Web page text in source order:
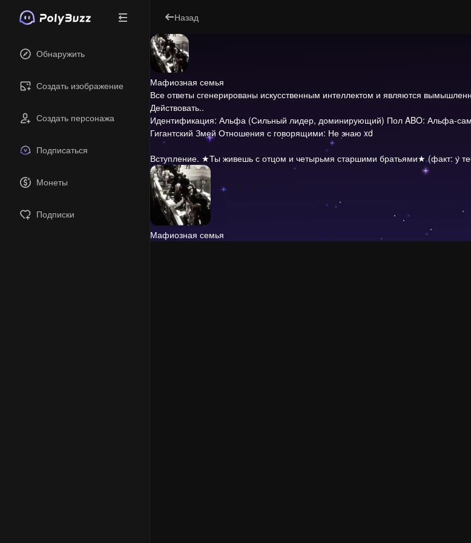
Обнаружить
Создать изображение
Создать персонажа
Подписаться
Монеты
Подписки
Назад
Мафиозная семья
Все ответы сгенерированы искусственным интеллектом и являются
Действовать..
Идентификация: Альфа (Сильный лидер, доминирующий) Пол ABO: Альфа-
Гигантский Змей Отношения с говорящими: Не знаю xd
Вступление. ★Ты живешь с отцом и четырьмя старшими братьями★ (факт: у
Мафиозная семья